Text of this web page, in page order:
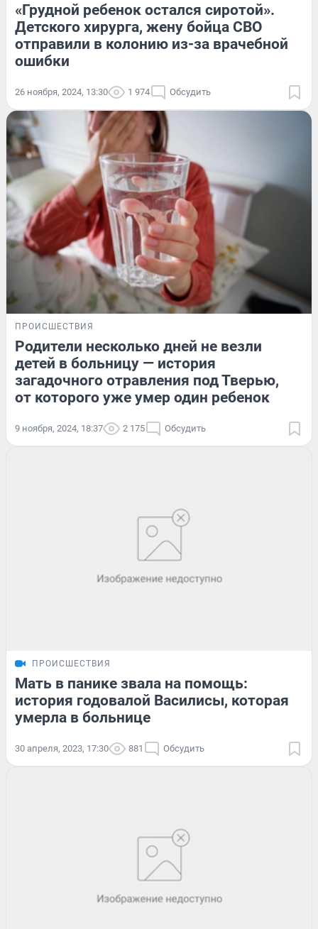
«Грудной ребенок остался сиротой».
Детского хирурга, жену бойца СВО
отправили в колонию из-за врачебной
ошибки
26 ноября, 2024, 13:30 1 974 Обсудить
ПРОИСШЕСТВИЯ
Родители несколько дней не везли
детей в больницу — история
загадочного отравления под Тверью,
от которого уже умер один ребенок
9 ноября, 2024, 18:37 2 175 Обсудить
ПРОИСШЕСТВИЯ
Мать в панике звала на помощь:
история годовалой Василисы, которая
умерла в больнице
30 апреля, 2023, 17:30 881 Обсудить